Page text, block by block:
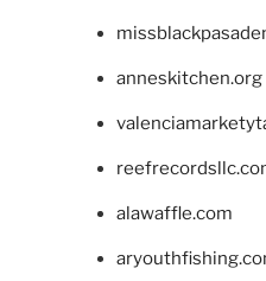
anneskitchen.org
alawaffle.com